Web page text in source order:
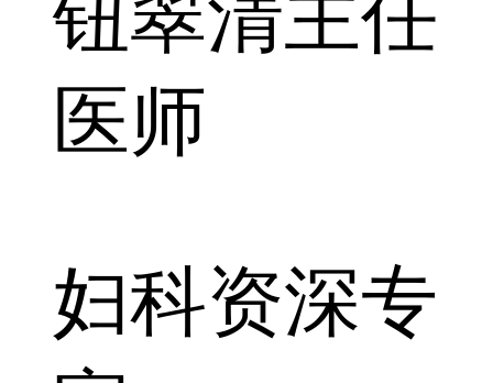
钮翠清主任
医师
妇科资深专